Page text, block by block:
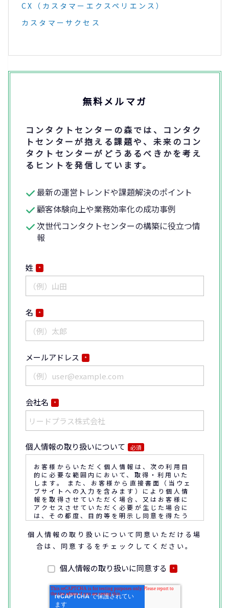
CX（カスタマーエクスペリエンス）
カスタマーサクセス
無料メルマガ
コンタクトセンターの森では、コンタク
トセンターが抱える課題や、未来のコン
タクトセンターがどうあるべきかを考え
るヒントを発信しています。
最新の運営トレンドや課題解決のポイント
顧客体験向上や業務効率化の成功事例
次世代コンタクトセンターの構築に役立つ情
報
姓 *
名 *
メールアドレス *
会社名 *
個人情報の取り扱いについて 必須
お客様からいただく個人情報は、次の利用目
的に必要な範囲内において、取得・利用いた
します。 また、お客様から直接書面（当ウェ
ブサイトへの入力を含みます）により個人情
報を取得させていただく場合、又はお客様に
アクセスさせていただく必要が生じた場合に
は、その都度、目的等を明示し同意を得たう
えで取得又はアクセスさせていただきます。
なお、通話内容の確認や応対品質の評価・研
客様との通話内容を書面、音声又は電子的方
法により記録させていただくことがありま
◆個人情報の利用目的
個人情報の取り扱いについて同意いただける場
合は、同意するをチェックしてください。
個人情報の取り扱いに同意する *